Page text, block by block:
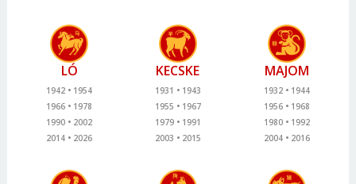
LÓ
1942
1954
1966
1978
1990
2002
2014
2026
KECSKE
1931
1943
1955
1967
1979
1991
2003
2015
MAJOM
1932
1944
1956
1968
1980
1992
2004
2016